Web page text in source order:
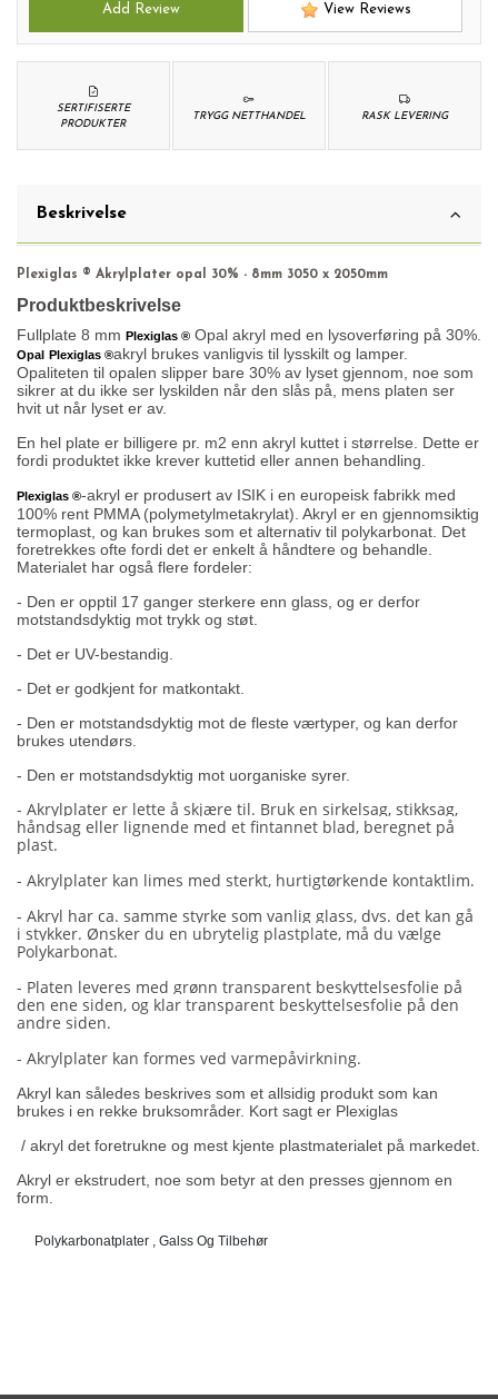
Add Review View Reviews
RASK LEVERING
TRYGG NETTHANDEL
SERTIFISERTE
PRODUKTER
Beskrivelse
Plexiglas ® Akrylplater opal 30% - 8mm 3050 x 2050mm
Produktbeskrivelse
Fullplate 8 mm Plexiglas ® Opal akryl med en lysoverføring på 30%.
Opal Plexiglas ®akryl brukes vanligvis til lysskilt og lamper.
Opaliteten til opalen slipper bare 30% av lyset gjennom, noe som
sikrer at du ikke ser lyskilden når den slås på, mens platen ser
hvit ut når lyset er av.
En hel plate er billigere pr. m2 enn akryl kuttet i størrelse. Dette er
fordi produktet ikke krever kuttetid eller annen behandling.
Plexiglas ®-akryl er produsert av ISIK i en europeisk fabrikk med
100% rent PMMA (polymetylmetakrylat). Akryl er en gjennomsiktig
termoplast, og kan brukes som et alternativ til polykarbonat. Det
foretrekkes ofte fordi det er enkelt å håndtere og behandle.
Materialet har også flere fordeler:
- Den er opptil 17 ganger sterkere enn glass, og er derfor
motstandsdyktig mot trykk og støt.
- Det er UV-bestandig.
- Det er godkjent for matkontakt.
- Den er motstandsdyktig mot de fleste værtyper, og kan derfor
brukes utendørs.
- Den er motstandsdyktig mot uorganiske syrer.
- Akrylplater er lette å skjære til. Bruk en sirkelsag, stikksag,
håndsag eller lignende med et fintannet blad, beregnet på
plast.
- Akrylplater kan limes med sterkt, hurtigtørkende kontaktlim.
- Akryl har ca. samme styrke som vanlig glass, dvs. det kan gå
i stykker. Ønsker du en ubrytelig plastplate, må du vælge
Polykarbonat.
- Platen leveres med grønn transparent beskyttelsesfolie på
den ene siden, og klar transparent beskyttelsesfolie på den
andre siden.
- Akrylplater kan formes ved varmepåvirkning.
Akryl kan således beskrives som et allsidig produkt som kan
brukes i en rekke bruksområder. Kort sagt er Plexiglas
/ akryl det foretrukne og mest kjente plastmaterialet på markedet.
Akryl er ekstrudert, noe som betyr at den presses gjennom en
form.
Polykarbonatplater , Galss Og Tilbehør